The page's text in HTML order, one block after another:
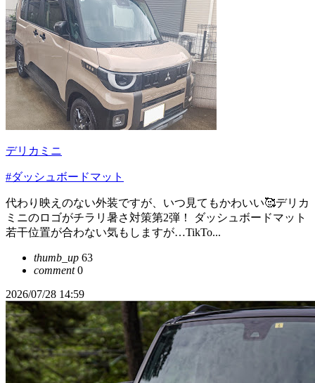
デリカミニ
#ダッシュボードマット
代わり映えのない外装ですが、いつ見てもかわいい🥰デリカ
ミニのロゴがチラリ暑さ対策第2弾！ ダッシュボードマット
若干位置が合わない気もしますが…TikTo...
thumb_up 63
comment0
2026/07/28 14:59